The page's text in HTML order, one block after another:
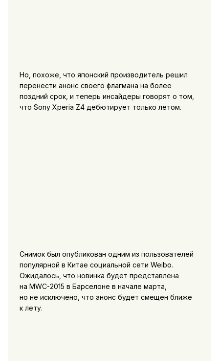
Но, похоже, что японский производитель решил
перенести анонс своего флагмана на более
поздний срок, и теперь инсайдеры говорят о том,
что Sony Xperia Z4 дебютирует только летом.
Снимок был опубликован одним из пользователей
популярной в Китае социальной сети Weibo.
Ожидалось, что новинка будет представлена
на MWC-2015 в Барселоне в начале марта,
но не исключено, что анонс будет смещен ближе
к лету.